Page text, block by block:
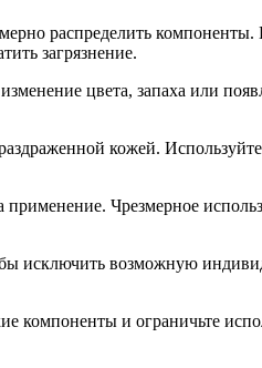
распределить
загрязнение.
цвета, запаха или
кожей.
применение. Чрезмерное
исключить возможную
компоненты и ограничьте